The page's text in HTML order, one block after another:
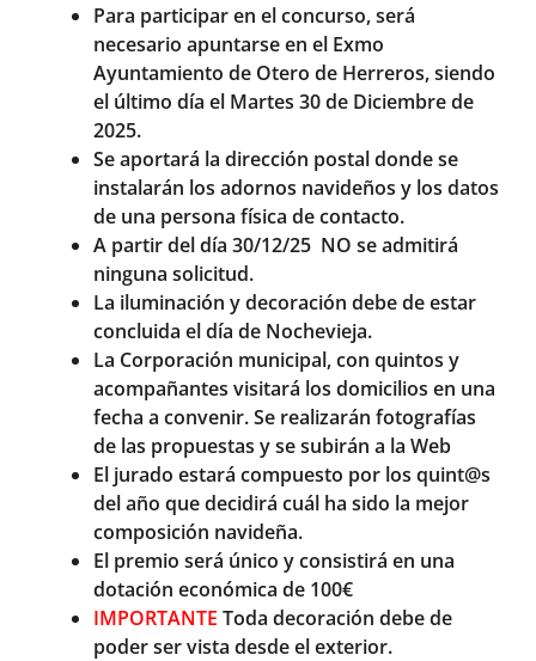
Para participar en el concurso, será
necesario apuntarse en el Exmo
Ayuntamiento de Otero de Herreros, siendo
el último día el Martes 30 de Diciembre de
2025.
Se aportará la dirección postal donde se
instalarán los adornos navideños y los datos
de una persona física de contacto.
A partir del día 30/12/25 NO se admitirá
ninguna solicitud.
La iluminación y decoración debe de estar
concluida el día de Nochevieja.
La Corporación municipal, con quintos y
acompañantes visitará los domicilios en una
fecha a convenir. Se realizarán fotografías
de las propuestas y se subirán a la Web
El jurado estará compuesto por los quint@s
del año que decidirá cuál ha sido la mejor
composición navideña.
El premio será único y consistirá en una
dotación económica de 100€
IMPORTANTE Toda decoración debe de
poder ser vista desde el exterior.